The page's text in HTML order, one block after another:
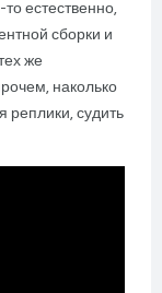
естественно,
сборки и
же
наколько
реплики, судить